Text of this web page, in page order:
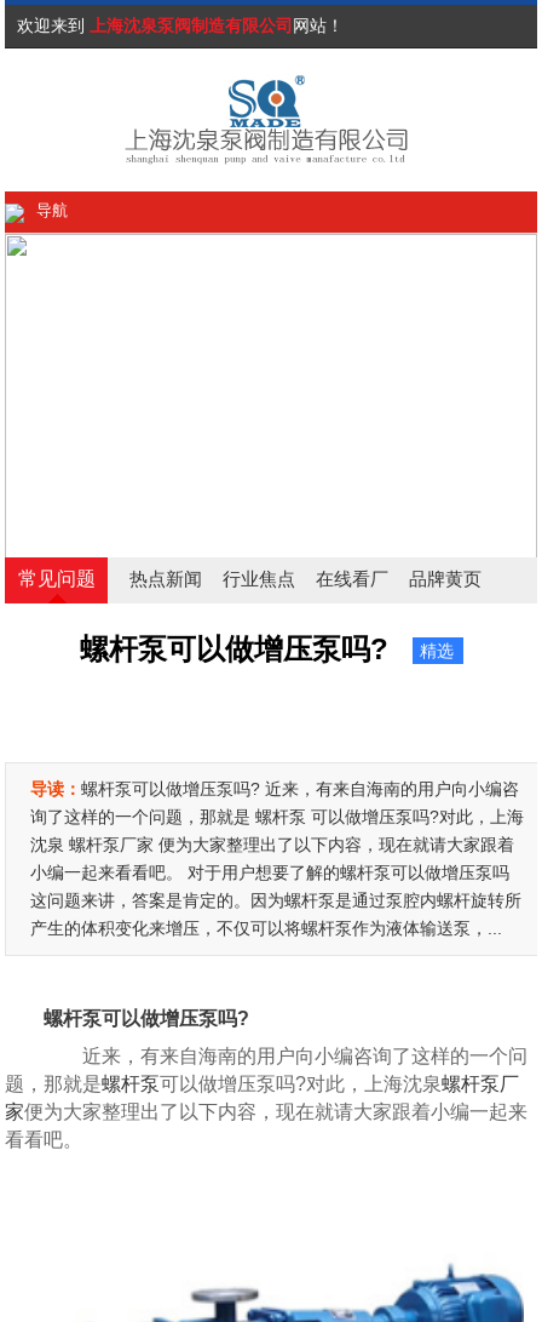
欢迎来到 上海沈泉泵阀制造有限公司 网站！
导航
常见问题 热点新闻 行业焦点 在线看厂 品牌黄页
螺杆泵可以做增压泵吗? 精选
导读：螺杆泵可以做增压泵吗? 近来，有来自海南的用户向小编咨
询了这样的一个问题，那就是 螺杆泵 可以做增压泵吗?对此，上海
沈泉 螺杆泵厂家 便为大家整理出了以下内容，现在就请大家跟着
小编一起来看看吧。 对于用户想要了解的螺杆泵可以做增压泵吗
这问题来讲，答案是肯定的。因为螺杆泵是通过泵腔内螺杆旋转所
产生的体积变化来增压，不仅可以将螺杆泵作为液体输送泵，...
螺杆泵可以做增压泵吗?
近来，有来自海南的用户向小编咨询了这样的一个问
题，那就是螺杆泵可以做增压泵吗?对此，上海沈泉螺杆泵厂
家便为大家整理出了以下内容，现在就请大家跟着小编一起来
看看吧。